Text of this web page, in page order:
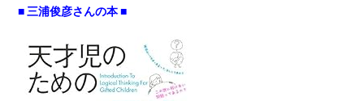
■ 三浦俊彦さんの本 ■